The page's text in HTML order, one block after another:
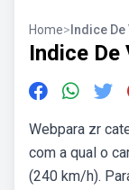
Home> Indice
Indice De
Webpara zr
com a qual o
(240 km/h).